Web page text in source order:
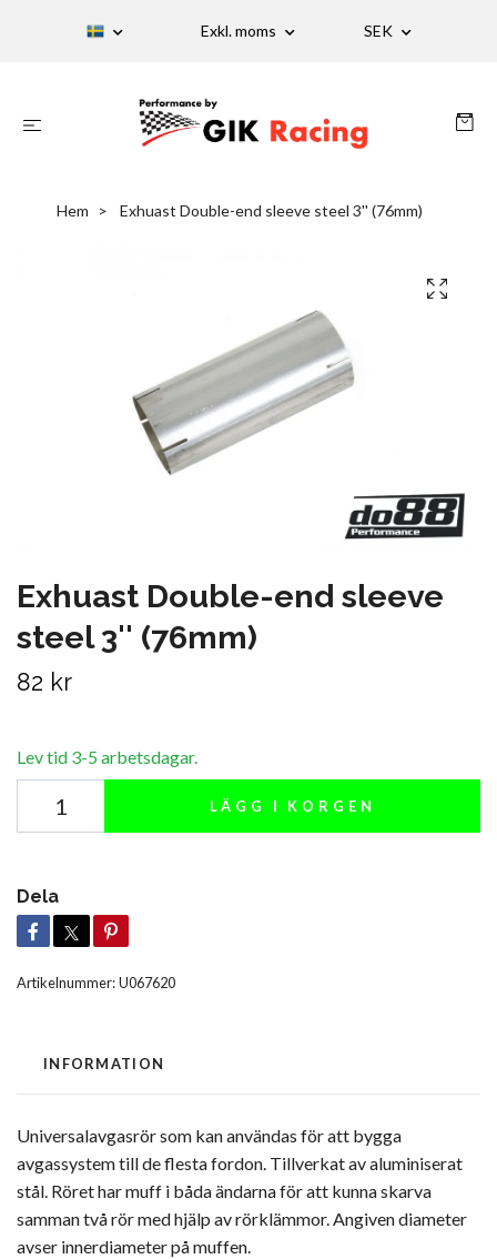
Exkl. moms SEK
Hem Exhuast Double-end sleeve steel 3'' (76mm)
Exhuast Double-end sleeve
steel 3'' (76mm)
82 kr
Lev tid 3-5 arbetsdagar.
LÄGG I KORGEN
Dela
Artikelnummer:U067620
INFORMATION
Universalavgasrör som kan användas för att bygga
avgassystem till de flesta fordon. Tillverkat av aluminiserat
stål. Röret har muff i båda ändarna för att kunna skarva
samman två rör med hjälp av rörklämmor. Angiven diameter
avser innerdiameter på muffen.